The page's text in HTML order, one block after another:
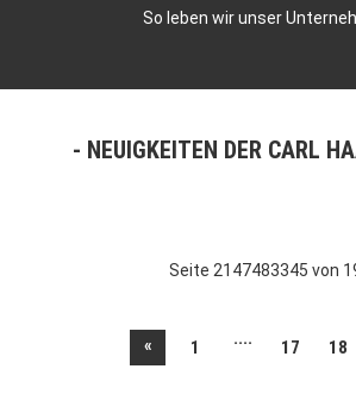
So leben wir unser
NEUIGKEITEN DER CARL
Seite 2147483345 von
« 1 .... 17 18